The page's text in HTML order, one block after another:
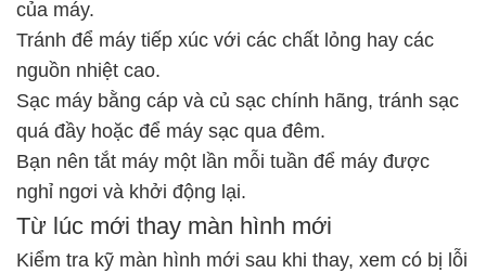
của máy.
Tránh để máy tiếp xúc với các chất lỏng hay các
nguồn nhiệt cao.
Sạc máy bằng cáp và củ sạc chính hãng, tránh sạc
quá đầy hoặc để máy sạc qua đêm.
Bạn nên tắt máy một lần mỗi tuần để máy được
nghỉ ngơi và khởi động lại.
Từ lúc mới thay màn hình mới
Kiểm tra kỹ màn hình mới sau khi thay, xem có bị lỗi